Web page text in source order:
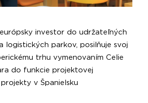
investor do udržateľných
logistických parkov, posilňuje svoj
trhu vymenovaním Celie
do funkcie projektovej
v Španielsku